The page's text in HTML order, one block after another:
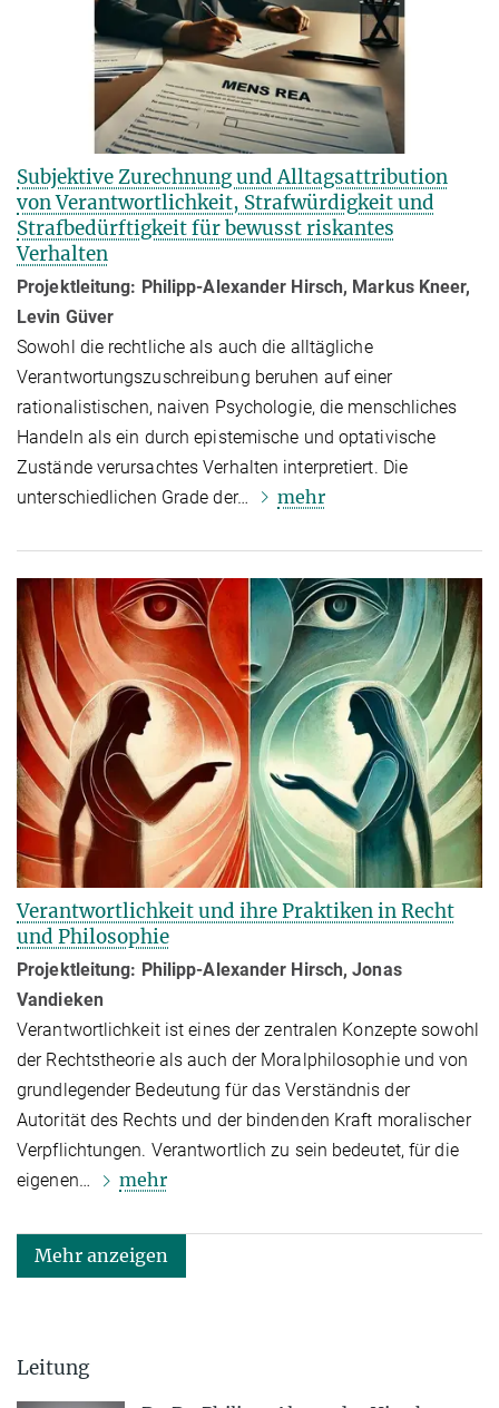
Subjektive Zurechnung und Alltagsattribution
von Ver­ant­wort­lich­keit, Strafwürdigkeit und
Straf­be­dürf­tigkeit für bewusst riskantes
Verhalten
Projektleitung: Philipp-Alexander Hirsch, Markus Kneer,
Levin Güver
Sowohl die rechtliche als auch die alltägliche
Verantwortungszuschreibung beruhen auf einer
rationalistischen, naiven Psychologie, die menschliches
Handeln als ein durch epistemische und optativische
Zustände verursachtes Verhalten interpretiert. Die
unterschiedlichen Grade der…
mehr
Verantwortlichkeit und ihre Praktiken in Recht
und Philosophie
Projektleitung: Philipp-Alexander Hirsch, Jonas
Vandieken
Verantwortlichkeit ist eines der zentralen Konzepte sowohl
der Rechtstheorie als auch der Moralphilosophie und von
grundlegender Bedeutung für das Ver­ständ­nis der
Autorität des Rechts und der bindenden Kraft moralischer
Ver­pflich­tun­gen. Verantwortlich zu sein bedeutet, für die
eigenen…
mehr
Mehr anzeigen
Leitung